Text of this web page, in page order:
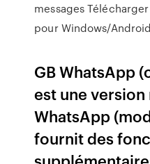
messages
pour Windows/
GB WhatsApp
est une
WhatsApp
fournit des